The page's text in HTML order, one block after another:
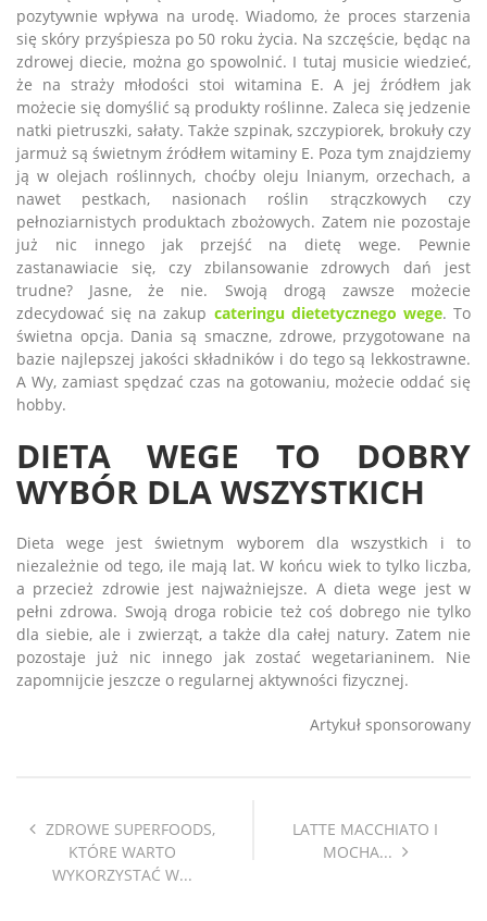
pozytywnie wpływa na urodę. Wiadomo, że proces starzenia
się skóry przyśpiesza po 50 roku życia. Na szczęście, będąc na
zdrowej diecie, można go spowolnić. I tutaj musicie wiedzieć,
że na straży młodości stoi witamina E. A jej źródłem jak
możecie się domyślić są produkty roślinne. Zaleca się jedzenie
natki pietruszki, sałaty. Także szpinak, szczypiorek, brokuły czy
jarmuż są świetnym źródłem witaminy E. Poza tym znajdziemy
ją w olejach roślinnych, choćby oleju lnianym, orzechach, a
nawet pestkach, nasionach roślin strączkowych czy
pełnoziarnistych produktach zbożowych. Zatem nie pozostaje
już nic innego jak przejść na dietę wege. Pewnie
zastanawiacie się, czy zbilansowanie zdrowych dań jest
trudne? Jasne, że nie. Swoją drogą zawsze możecie
zdecydować się na zakup cateringu dietetycznego wege. To
świetna opcja. Dania są smaczne, zdrowe, przygotowane na
bazie najlepszej jakości składników i do tego są lekkostrawne.
A Wy, zamiast spędzać czas na gotowaniu, możecie oddać się
hobby.
DIETA WEGE TO DOBRY
WYBÓR DLA WSZYSTKICH
Dieta wege jest świetnym wyborem dla wszystkich i to
niezależnie od tego, ile mają lat. W końcu wiek to tylko liczba,
a przecież zdrowie jest najważniejsze. A dieta wege jest w
pełni zdrowa. Swoją droga robicie też coś dobrego nie tylko
dla siebie, ale i zwierząt, a także dla całej natury. Zatem nie
pozostaje już nic innego jak zostać wegetarianinem. Nie
zapomnijcie jeszcze o regularnej aktywności fizycznej.
Artykuł sponsorowany
ZDROWE SUPERFOODS,
KTÓRE WARTO
WYKORZYSTAĆ W...
LATTE MACCHIATO I
MOCHA...